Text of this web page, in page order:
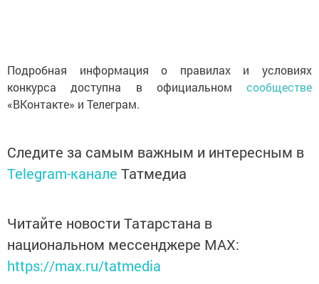
Подробная информация о правилах и условиях
конкурса доступна в официальном сообществе
«ВКонтакте» и Телеграм.
Следите за самым важным и интересным в
Telegram-канале Татмедиа
Читайте новости Татарстана в
национальном мессенджере MАХ:
https://max.ru/tatmedia